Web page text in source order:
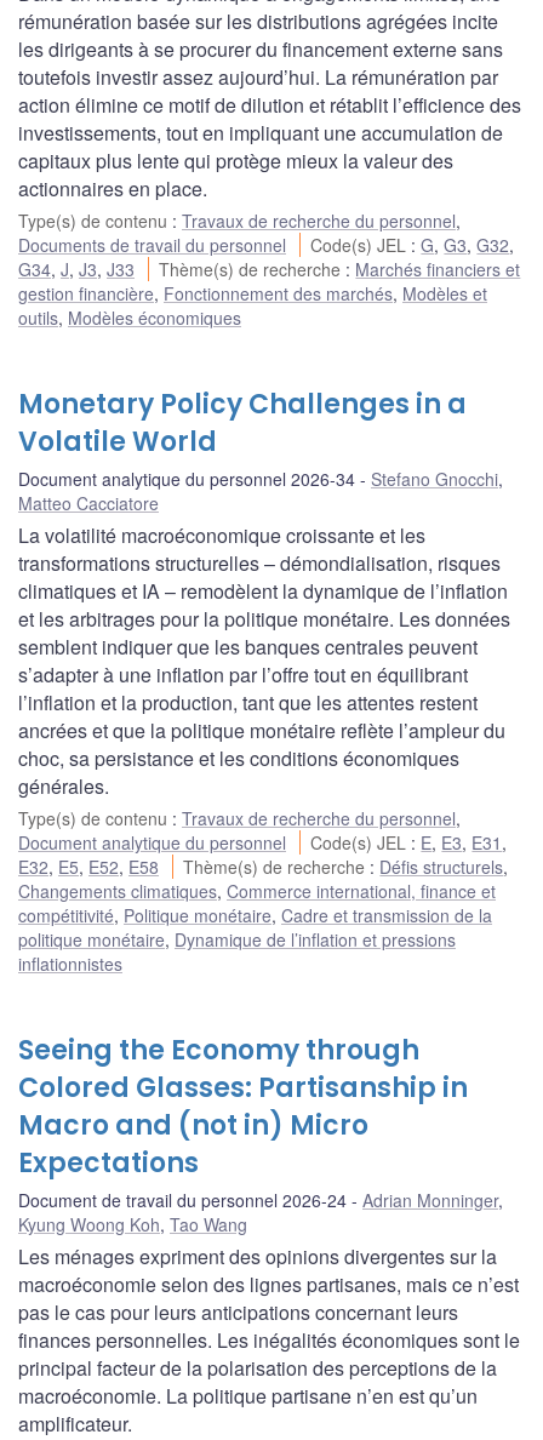
rémunération basée sur les distributions agrégées incite
les dirigeants à se procurer du financement externe sans
toutefois investir assez aujourd’hui. La rémunération par
action élimine ce motif de dilution et rétablit l’efficience des
investissements, tout en impliquant une accumulation de
capitaux plus lente qui protège mieux la valeur des
actionnaires en place.
Type(s) de contenu : Travaux de recherche du personnel,
Documents de travail du personnel
Code(s) JEL :G,G3,G32,
G34, J, J3, J33 Thème(s) de recherche : Marchés financiers et
gestion financière, Fonctionnement des marchés, Modèles et
outils, Modèles économiques
Monetary Policy Challenges in a
Volatile World
Document analytique du personnel 2026-34 Stefano Gnocchi,
Matteo Cacciatore
La volatilité macroéconomique croissante et les
transformations structurelles – démondialisation, risques
climatiques et IA – remodèlent la dynamique de l’inflation
et les arbitrages pour la politique monétaire. Les données
semblent indiquer que les banques centrales peuvent
s’adapter à une inflation par l’offre tout en équilibrant
l’inflation et la production, tant que les attentes restent
ancrées et que la politique monétaire reflète l’ampleur du
choc, sa persistance et les conditions économiques
générales.
Type(s) de contenu : Travaux de recherche du personnel,
Document analytique du personnel
Code(s) JEL : E, E3, E31 ,
E32, E5, E52, E58 Thème(s) de recherche : Défis structurels,
Changements climatiques, Commerce international, finance et
compétitivité, Politique monétaire, Cadre et transmission de la
politique monétaire, Dynamique de l’inflation et pressions
inflationnistes
Seeing the Economy through
Colored Glasses: Partisanship in
Macro and (not in) Micro
Expectations
Document de travail du personnel 2026-24 Adrian Monninger,
Kyung Woong Koh, Tao Wang
Les ménages expriment des opinions divergentes sur la
macroéconomie selon des lignes partisanes, mais ce n’est
pas le cas pour leurs anticipations concernant leurs
finances personnelles. Les inégalités économiques sont le
principal facteur de la polarisation des perceptions de la
macroéconomie. La politique partisane n’en est qu’un
amplificateur.